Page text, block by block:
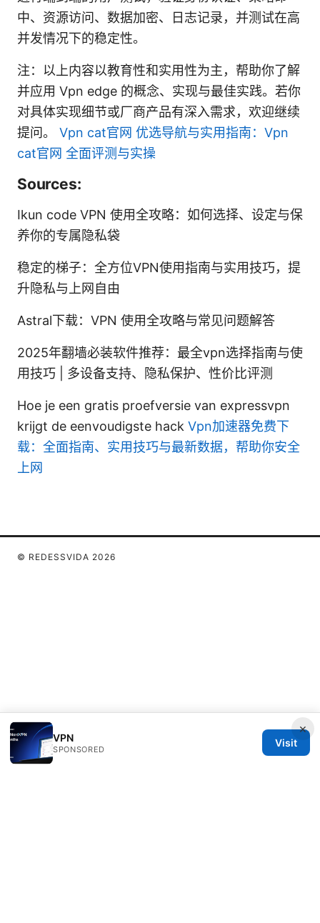
中、资源访问、数据加密、日志记录，并测试在高
并发情况下的稳定性。
注：以上内容以教育性和实用性为主，帮助你了解
并应用 Vpn edge 的概念、实现与最佳实践。若你
对具体实现细节或厂商产品有深入需求，欢迎继续
提问。 Vpn cat官网 优选导航与实用指南：Vpn
cat官网 全面评测与实操
Sources:
Ikun code VPN 使用全攻略：如何选择、设定与保
养你的专属隐私袋
稳定的梯子：全方位VPN使用指南与实用技巧，提
升隐私与上网自由
Astral下载：VPN 使用全攻略与常见问题解答
2025年翻墙必装软件推荐：最全vpn选择指南与使
用技巧 | 多设备支持、隐私保护、性价比评测
Hoe je een gratis proefversie van expressvpn
krijgt de eenvoudigste hack Vpn加速器免费下
载：全面指南、实用技巧与最新数据，帮助你安全
上网
×
VPN
SPONSORED
Visit
© REDESSVIDA 2026